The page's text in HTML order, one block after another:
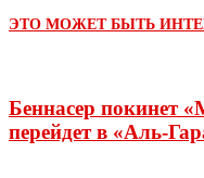
ЭТО МОЖЕТ БЫТЬ
Беннасер покинет
перейдет в «Аль-